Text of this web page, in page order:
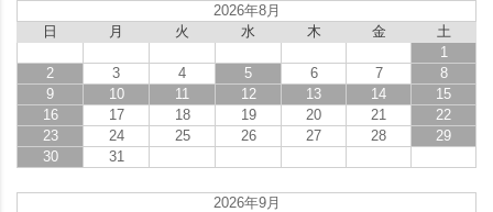
2026年8月
日
月 火 水 木 金
土
1
2
3 4 5 6 7
8
9
10 11 12 13 14
15
16
17 18 19 20 21
22
23
24 25 26 27 28
29
30
31
2026年9月